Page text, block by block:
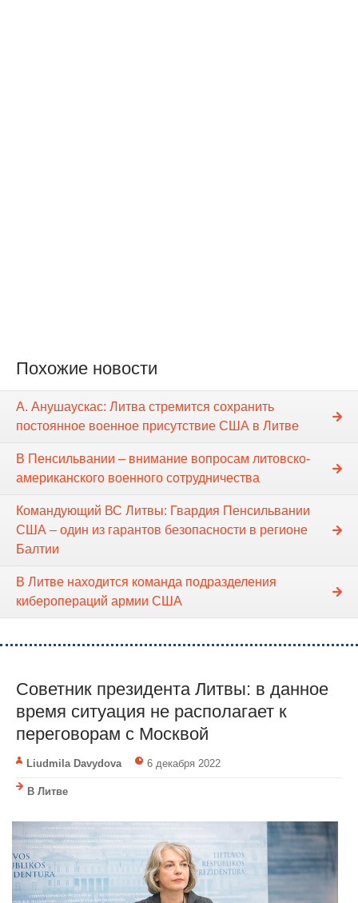
Похожие новости
А. Анушаускас: Литва стремится сохранить
постоянное военное присутствие США в Литве
В Пенсильвании – внимание вопросам литовско-
американского военного сотрудничества
Командующий ВС Литвы: Гвардия Пенсильвании
США – один из гарантов безопасности в регионе
Балтии
В Литве находится команда подразделения
киберопераций армии США
Советник президента Литвы: в данное
время ситуация не располагает к
переговорам с Москвой
Liudmila Davydova 6 декабря 2022
В Литве